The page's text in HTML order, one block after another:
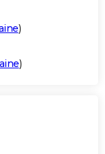
)
)